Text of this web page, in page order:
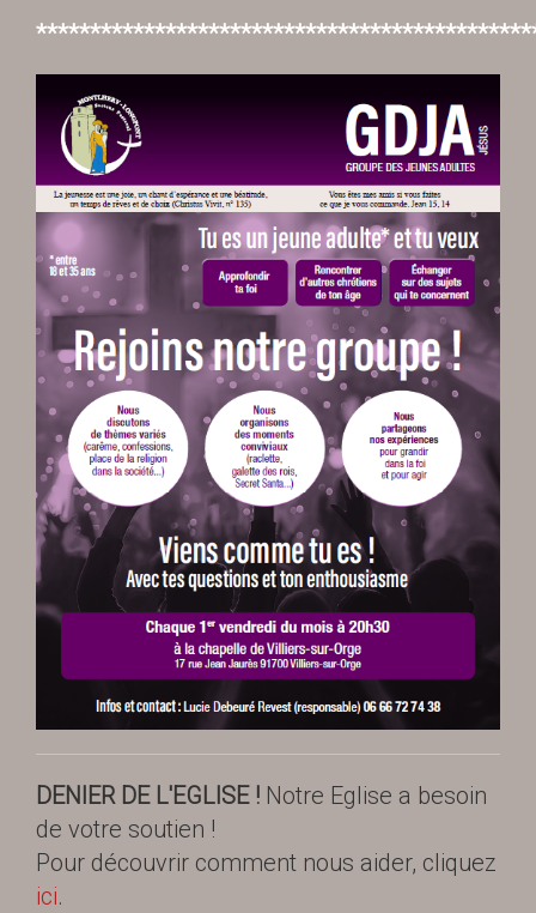
DENIER DE L'EGLISE ! Notre Eglise a besoin
de votre soutien !
Pour découvrir comment nous aider, cliquez
ici.